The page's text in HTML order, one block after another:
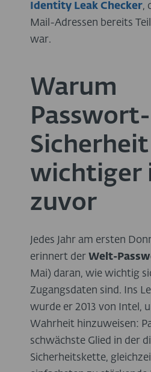
Identity Leak Checker,
Mail-Adressen bereits
war.
Warum
Passwort-
wichtiger
zuvor
Jedes Jahr am ersten
erinnert der Welt-
Mai) daran, wie wichtig
Zugangsdaten sind. Ins
wurde er 2013 von Intel,
Wahrheit hinzuweisen:
schwächste Glied in der
Sicherheitskette,